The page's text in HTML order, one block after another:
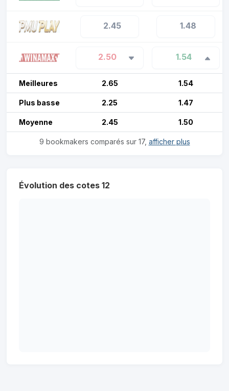
2.45 1.48
2.50 1.54
Meilleures 2.65 1.54
Plus basse 2.25 1.47
Moyenne 2.45 1.50
9 bookmakers comparés sur 17, afficher plus
Évolution des cotes 12